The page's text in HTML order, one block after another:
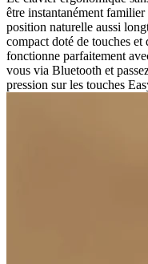
être instantanément
position naturelle aussi
compact doté de touches
fonctionne parfaitement
vous via Bluetooth et
pression sur les touches